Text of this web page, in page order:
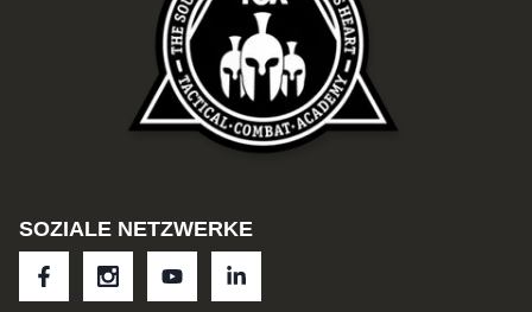
SOZIALE NETZWERKE